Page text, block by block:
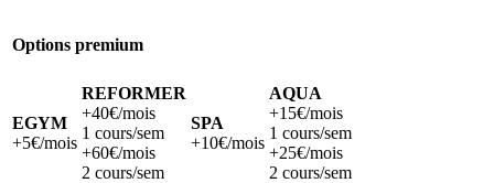
Options premium
EGYM
+5€/mois
REFORMER
+40€/mois
1 cours/sem
+60€/mois
2 cours/sem
SPA
+10€/mois
AQUA
+15€/mois
1 cours/sem
+25€/mois
2 cours/sem